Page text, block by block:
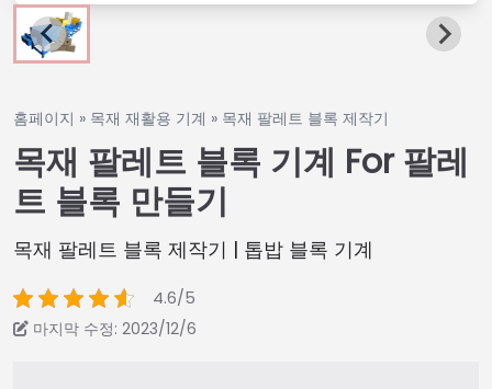
홈페이지 » 목재 재활용 기계 » 목재 팔레트 블록 제작기
목재 팔레트 블록 기계 For 팔레
트 블록 만들기
목재 팔레트 블록 제작기 | 톱밥 블록 기계
4.6/5
마지막 수정: 2023/12/6